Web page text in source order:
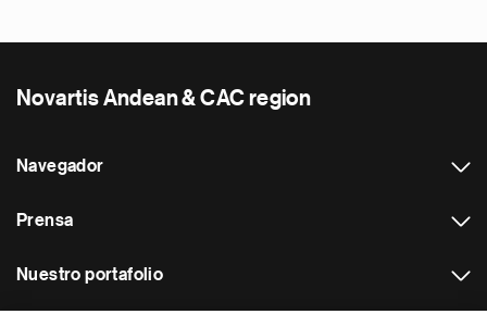
Novartis Andean & CAC region
Navegador
Prensa
Nuestro portafolio